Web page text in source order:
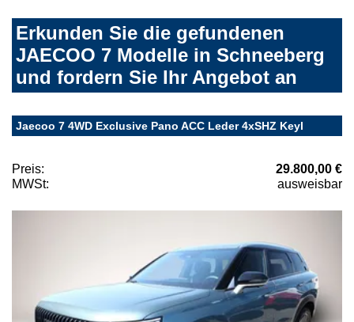
Erkunden Sie die gefundenen
JAECOO 7 Modelle in Schneeberg
und fordern Sie Ihr Angebot an
Jaecoo 7 4WD Exclusive Pano ACC Leder 4xSHZ Keyl
Preis:
29.800,00 €
MWSt:
ausweisbar